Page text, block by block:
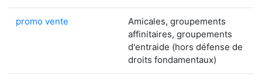
promo vente
Amicales, groupements
affinitaires, groupements
d'entraide (hors défense de
droits fondamentaux)